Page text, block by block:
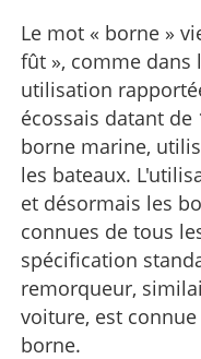
Le mot « borne »
fût », comme dans
utilisation
écossais datant de
borne marine,
les bateaux.
et désormais les
connues de tous
spécification
remorqueur,
voiture, est
borne.